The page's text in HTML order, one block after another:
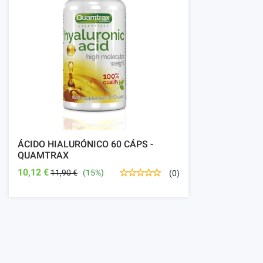
ÁCIDO HIALURÓNICO 60 CÁPS -
QUAMTRAX
10,12 €11,90 € (15%) (0)